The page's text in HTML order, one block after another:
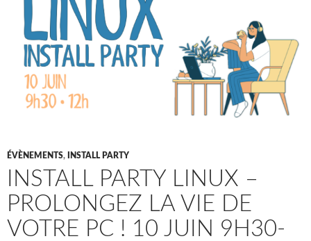
ÉVÈNEMENTS, INSTALL PARTY
INSTALL PARTY LINUX –
PROLONGEZ LA VIE DE
VOTRE PC ! 10 JUIN 9H30-